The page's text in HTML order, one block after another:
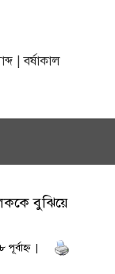
| বর্ষাকাল
বুঝিয়ে